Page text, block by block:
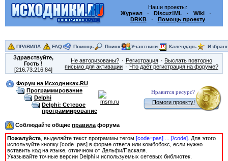
Наши проекты:
Журнал · Discuz!ML · Wiki ·
DRKB· Помощь проекту
ПРАВИЛА FAQ Помощь Поиск Участники Календарь
Здравствуйте,
Гость!
[216.73.216.84]
Не авторизованы? Регистрация
Выслать повторно
письмо для активации
Что даёт регистрация на форуме?
Форум на Исходниках.RU
Программирование
Delphi
Delphi: Сетевое
программирование
Нравится ресурс?
Помоги проекту!
Соблюдайте общие правилафорума
Пожалуйста , выделяйте текст программы тегом [сode=pas] ... [/сode] . Для этого
используйте кнопку [code=pas] в форме ответа или комбобокс, если нужно
вставить код на языке, отличном от Дельфи/Паскаля.
Указывайте точные версии Delphi и используемых сетевых библиотек.